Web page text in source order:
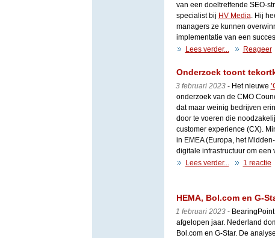
van een doeltreffende SEO-
specialist bij HV Media. Hij
managers ze kunnen
implementatie van een
Lees verder...
Reageer
Onderzoek toont
3 februari 2023- Het nieuwe
onderzoek van de CMO
dat maar weinig bedrijven
door te voeren die
customer experience (CX).
in EMEA (Europa, het
digitale infrastructuur om een
Lees verder...
1 reactie
HEMA, Bol.com en G-
1 februari 2023- BearingPoint
afgelopen jaar. Nederland
Bol.com en G-Star. De